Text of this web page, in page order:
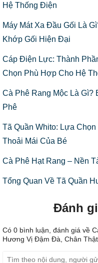
Hệ Thống Điện
Máy Mát Xa Đầu Gối Là
Khớp Gối Hiện Đại
Cáp Điện Lực: Thành
Chọn Phù Hợp Cho Hệ
Cà Phê Rang Mộc Là Gì?
Phê
Tã Quần Whito: Lựa
Thoải Mái Của Bé
Cà Phê Hạt Rang – Nền
Tổng Quan Về Tã Quần
Đánh
Có 0 bình luận, đánh giá về
Hương Vị Đậm Đà, Chân Thật